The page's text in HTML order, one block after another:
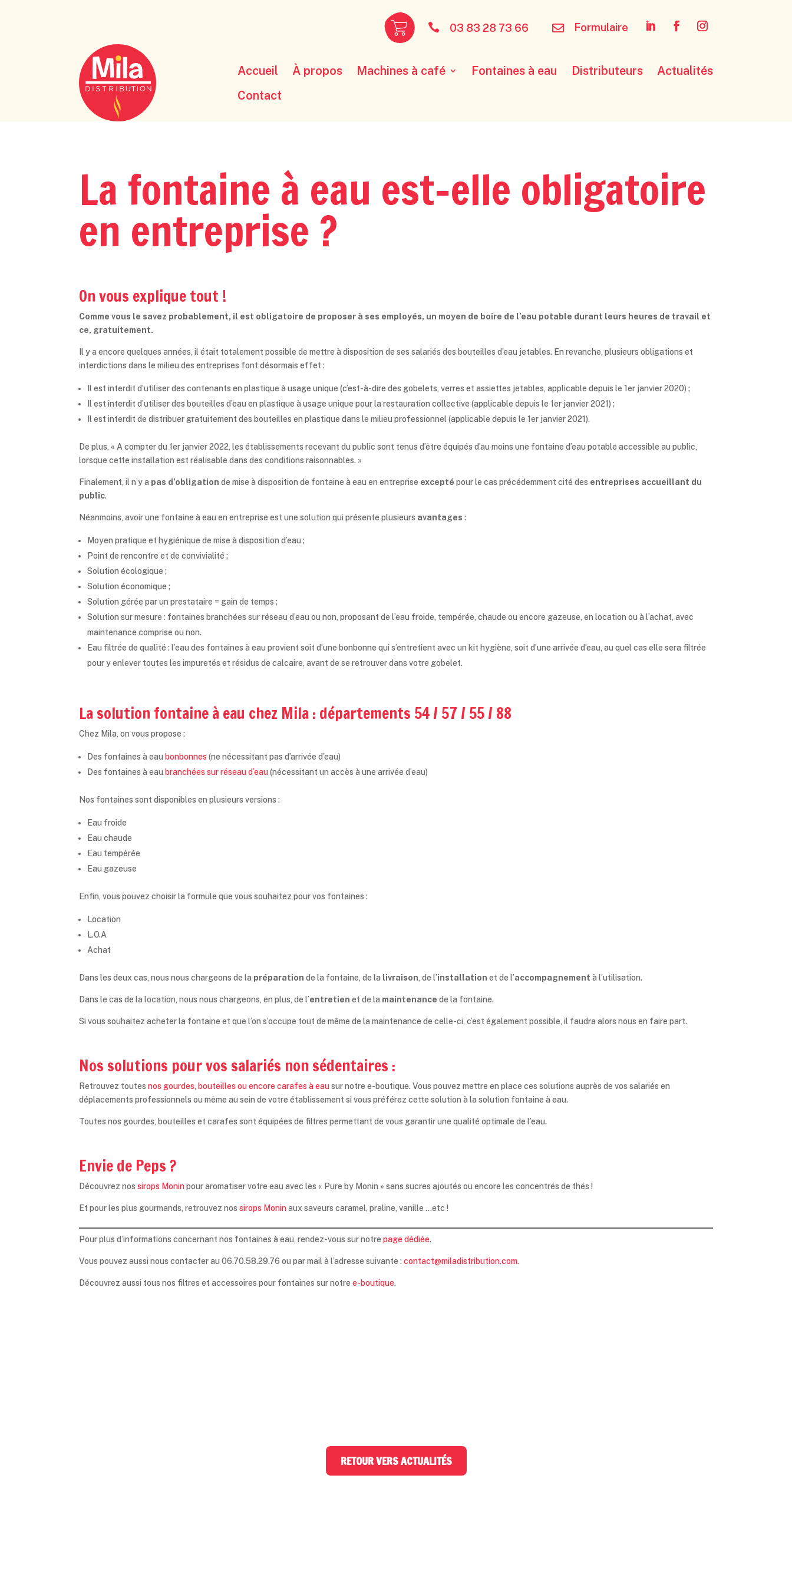
 Formulaire
 03 83 28 73 66
Accueil À propos Machines à café Fontaines à eau Distributeurs
Actualités
Contact
La fontaine à eau est-elle obligatoire
en entreprise ?
On vous explique tout !
Comme vous le savez probablement, il est obligatoire de proposer à ses employés, un moyen de boire de l’eau potable durant leurs heures de travail et
ce, gratuitement.
Il y a encore quelques années, il était totalement possible de mettre à disposition de ses salariés des bouteilles d’eau jetables. En revanche, plusieurs obligations et
interdictions dans le milieu des entreprises font désormais effet :
Il est interdit d’utiliser des contenants en plastique à usage unique (c’est-à-dire des gobelets, verres et assiettes jetables, applicable depuis le 1er janvier 2020) ;
Il est interdit d’utiliser des bouteilles d’eau en plastique à usage unique pour la restauration collective (applicable depuis le 1er janvier 2021) ;
Il est interdit de distribuer gratuitement des bouteilles en plastique dans le milieu professionnel (applicable depuis le 1er janvier 2021).
De plus, « A compter du 1er janvier 2022, les établissements recevant du public sont tenus d’être équipés d’au moins une fontaine d’eau potable accessible au public,
lorsque cette installation est réalisable dans des conditions raisonnables. »
Finalement, il n’y a pas d’obligationde mise à disposition de fontaine à eau en entreprise excepté pour le cas précédemment cité des entreprises accueillant du
public.
Néanmoins, avoir une fontaine à eau en entreprise est une solution qui présente plusieurs avantages :
Moyen pratique et hygiénique de mise à disposition d’eau ;
Point de rencontre et de convivialité ;
Solution écologique ;
Solution économique ;
Solution gérée par un prestataire = gain de temps ;
Solution sur mesure : fontaines branchées sur réseau d’eau ou non, proposant de l’eau froide, tempérée, chaude ou encore gazeuse, en location ou à l’achat, avec
maintenance comprise ou non.
Eau filtrée de qualité : l’eau des fontaines à eau provient soit d’une bonbonne qui s’entretient avec un kit hygiène, soit d’une arrivée d’eau, au quel cas elle sera filtrée
pour y enlever toutes les impuretés et résidus de calcaire, avant de se retrouver dans votre gobelet.
La solution fontaine à eau chez Mila : départements 54 / 57 / 55 / 88
Chez Mila, on vous propose :
Des fontaines à eau bonbonnes (ne nécessitant pas d’arrivée d’eau)
Des fontaines à eau branchées sur réseau d’eau(nécessitant un accès à une arrivée d’eau)
Nos fontaines sont disponibles en plusieurs versions :
Eau froide
Eau chaude
Eau tempérée
Eau gazeuse
Enfin, vous pouvez choisir la formule que vous souhaitez pour vos fontaines :
Location
L.O.A
Achat
Dans les deux cas, nous nous chargeons de la préparation de la fontaine, de la livraison, de l’installation et de l’accompagnement à l’utilisation.
Dans le cas de la location, nous nous chargeons, en plus, de l’entretien et de la maintenance de la fontaine.
Si vous souhaitez acheter la fontaine et que l’on s’occupe tout de même de la maintenance de celle-ci, c’est également possible, il faudra alors nous en faire part.
Nos solutions pour vos salariés non sédentaires :
Retrouvez toutesnos gourdes, bouteilles ou encore carafes à eausur notre e-boutique. Vous pouvez mettre en place ces solutions auprès de vos salariés en
déplacements professionnels ou même au sein de votre établissement si vous préférez cette solution à la solution fontaine à eau.
Toutes nos gourdes, bouteilles et carafes sont équipées de filtres permettant de vous garantir une qualité optimale de l’eau.
Envie de Peps ?
Découvrez nossirops Moninpour aromatiser votre eau avec les « Pure by Monin » sans sucres ajoutés ou encore les concentrés de thés !
Et pour les plus gourmands, retrouvez nossirops Moninaux saveurs caramel, praline, vanille …etc !
Pour plus d’informations concernant nos fontaines à eau, rendez-vous sur notrepage dédiée.
Vous pouvez aussi nous contacter au 06.70.58.29.76 ou par mail à l’adresse suivante :contact@miladistribution.com.
Découvrez aussi tous nos filtres et accessoires pour fontaines sur notree-boutique.
RETOUR VERS ACTUALITÉS